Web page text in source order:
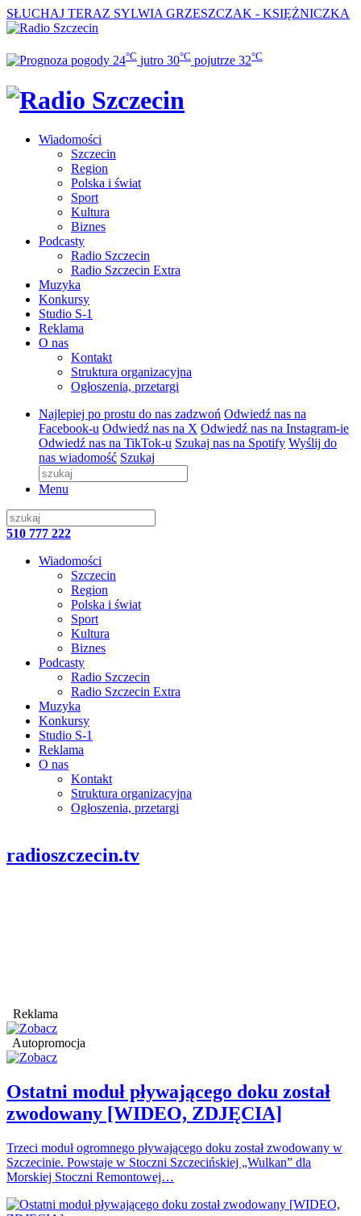
SŁUCHAJ TERAZ SYLWIA GRZESZCZAK - KSIĘŻNICZKA
24°C jutro 30°C pojutrze 32°C
Wiadomości
Szczecin
Region
Polska i świat
Sport
Kultura
Biznes
Podcasty
Radio Szczecin
Radio Szczecin Extra
Muzyka
Konkursy
Studio S-1
Reklama
O nas
Kontakt
Struktura organizacyjna
Ogłoszenia, przetargi
Najlepiej po prostu do nas zadzwoń Odwiedź nas na
Facebook-u Odwiedź nas na X Odwiedź nas na Instagram-ie
Odwiedź nas na TikTok-u Szukaj nas na Spotify Wyślij do
nas wiadomość Szukaj
Menu
510 777 222
Wiadomości
Szczecin
Region
Polska i świat
Sport
Kultura
Biznes
Podcasty
Radio Szczecin
Radio Szczecin Extra
Muzyka
Konkursy
Studio S-1
Reklama
O nas
Kontakt
Struktura organizacyjna
Ogłoszenia, przetargi
radioszczecin.tv
Reklama
Autopromocja
Ostatni moduł pływającego doku został
zwodowany [WIDEO, ZDJĘCIA]
Trzeci moduł ogromnego pływającego doku został zwodowany w
Szczecinie. Powstaje w Stoczni Szczecińskiej „Wulkan” dla
Morskiej Stoczni Remontowej…